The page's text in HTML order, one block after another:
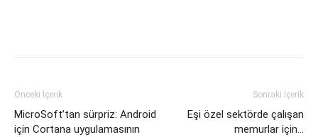
Önceki İçerik
MicroSoft’tan sürpriz: Android
için Cortana uygulamasının
Sonraki İçerik
Eşi özel sektörde çalışan
memurlar için…